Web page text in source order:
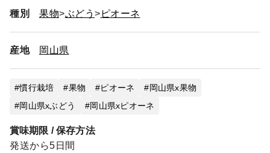
種別 果物 ぶどう ピオーネ
産地 岡山県
慣行栽培 果物 ピオーネ
岡山県x果物
岡山県xぶどう
岡山県xピオーネ
賞味期限 / 保存方法
発送から5日間